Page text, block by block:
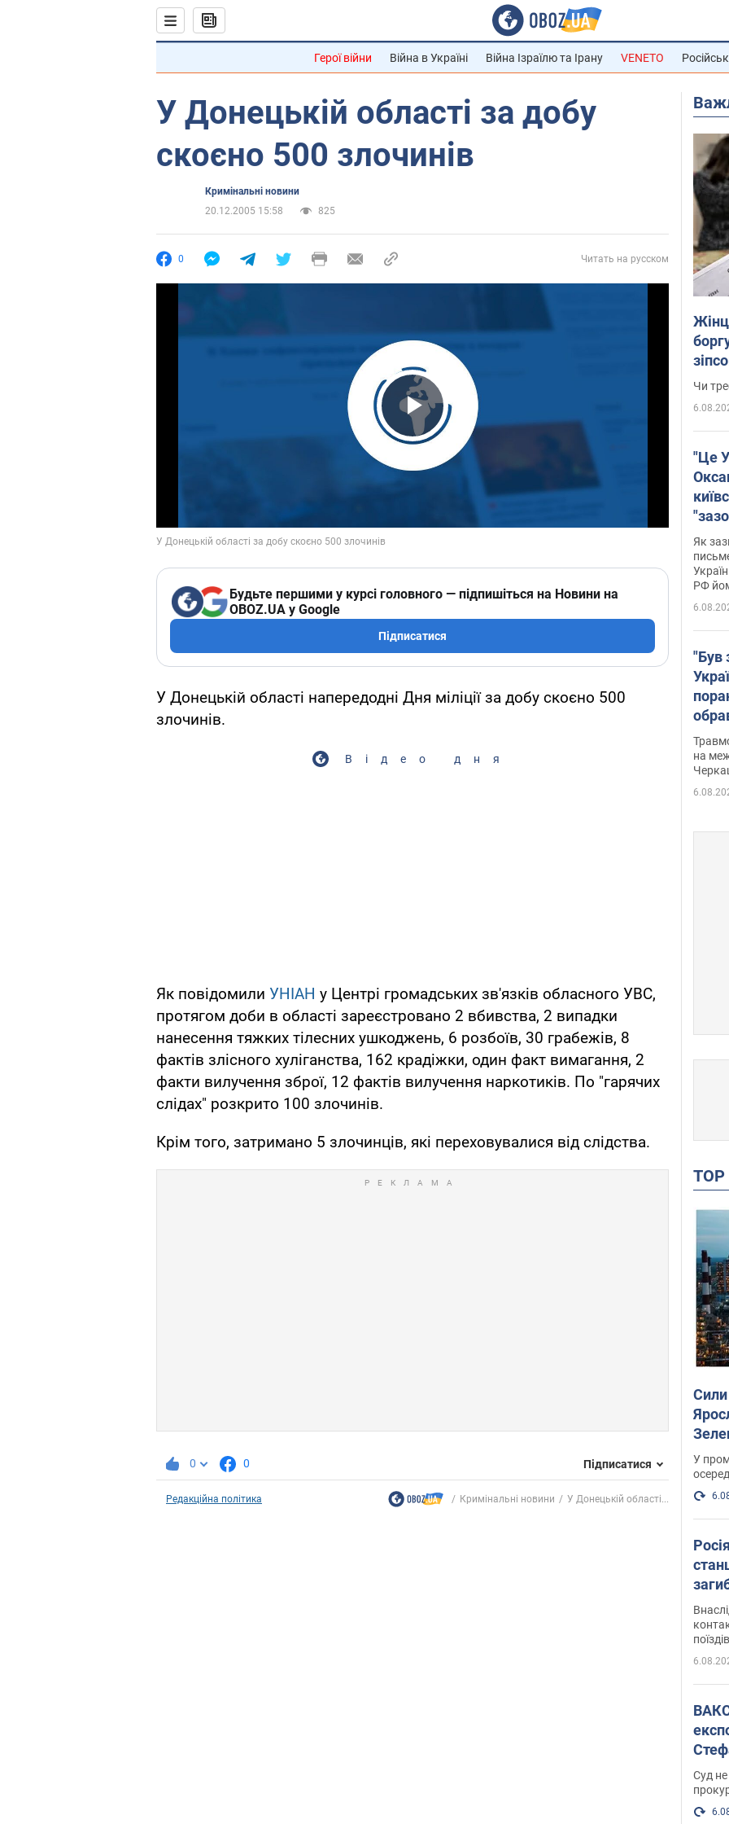
Герої війни Війна в Україні Війна Ізраїлю та Ірану VENETO
У Донецькій області за добу
скоєно 500 злочинів
Кримінальні новини
20.12.2005 15:58
825
0 Читать на русском
Play Video
Будьте першими у курсі головного — підпишіться на Новини на
OBOZ.UA у Google
Підписатися
У Донецькій області напередодні Дня міліції за добу скоєно 500
злочинів.
Відео дня
Як повідомили УНІАН у Центрі громадських зв'язків обласного УВС,
протягом доби в області зареєстровано 2 вбивства, 2 випадки
нанесення тяжких тілесних ушкоджень, 6 розбоїв, 30 грабежів, 8
фактів злісного хуліганства, 162 крадіжки, один факт вимагання, 2
факти вилучення зброї, 12 фактів вилучення наркотиків. По "гарячих
слідах" розкрито 100 злочинів.
Крім того, затримано 5 злочинців, які переховувалися від слідства.
0 0 Підписатися
Редакційна політика Кримінальні новини У Донецькій області...
Чи
"Це
Як
РФ
"Був
Фото
на
У
ВАКС обрав
Суд